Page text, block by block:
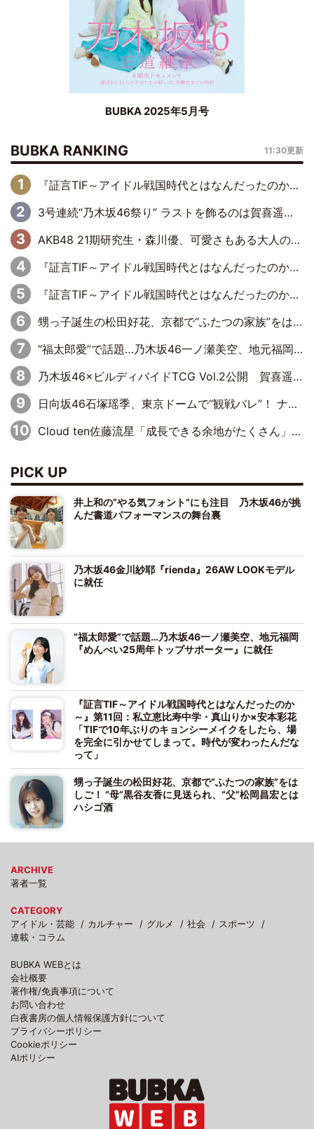
BUBKA 2025年5月号
BUBKA RANKING 11:30更新
『証言TIF～アイドル戦国時代とはなんだったのか～』第6回：でんぱ組.inc・古川未鈴×相沢梨紗「『ハロプロやりたかったな』って言ったら、夢眠ねむさんに『てめえはでんぱ組．incなんだよ！』って肩パンされて(笑)」
3号連続“乃木坂46祭り” ラストを飾るのは賀喜遥香…5年ぶりの登場に「5年分大人になった私を見ていただけたら」
AKB48 21期研究生・森川優、可愛さもある大人の女性に
『証言TIF～アイドル戦国時代とはなんだったのか～』第11回：私立恵比寿中学・真山りか×安本彩花「TIFで10年ぶりのキョンシーメイクをしたら、場を完全に引かせてしまって。時代が変わったんだなって」
『証言TIF～アイドル戦国時代とはなんだったのか～』第10回：さくら学院・武藤彩未×飯田らうら「正直、中3で辞めるというのを信じてなくて。そう言われてはいたけど、嘘でしょって」
甥っ子誕生の松田好花、京都で“ふたつの家族”をはしご！ “母”黒谷友香に見送られ、“父”松岡昌宏とはハシゴ酒
“福太郎愛”で話題…乃木坂46一ノ瀬美空、地元福岡『めんべい25周年トップサポーター』に就任
乃木坂46×ビルディバイドTCG Vol.2公開 賀喜遥香＆田村真佑が『京まふ』ステージに登壇
日向坂46石塚瑶季、東京ドームで“観戦バレ”！ ナイツ・塙も認めた「巨人に詳しすぎるアイドル」は元VENUSスクール生で杉内コーチ推し⁉
Cloud ten佐藤流星「成長できる余地がたくさん」、本田高優「何度見ても飽きない公演に」
PICK UP
井上和の“やる気フォント”にも注目 乃木坂46が挑
んだ書道パフォーマンスの舞台裏
乃木坂46金川紗耶『rienda』26AW LOOKモデル
に就任
“福太郎愛”で話題…乃木坂46一ノ瀬美空、地元福岡
『めんべい25周年トップサポーター』に就任
『証言TIF～アイドル戦国時代とはなんだったのか
～』第11回：私立恵比寿中学・真山りか×安本彩花
「TIFで10年ぶりのキョンシーメイクをしたら、場
を完全に引かせてしまって。時代が変わったんだな
って」
甥っ子誕生の松田好花、京都で“ふたつの家族”をは
しご！ “母”黒谷友香に見送られ、“父”松岡昌宏とは
ハシゴ酒
ARCHIVE
著者一覧
CATEGORY
アイドル・芸能
カルチャー グルメ 社会
スポーツ
連載・コラム
BUBKA WEBとは
会社概要
著作権/免責事項について
お問い合わせ
白夜書房の個人情報保護方針について
プライバシーポリシー
Cookieポリシー
AIポリシー